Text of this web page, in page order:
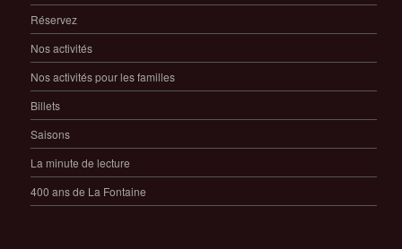
Réservez
Nos activités
Nos activités pour les familles
Billets
Saisons
La minute de lecture
400 ans de La Fontaine